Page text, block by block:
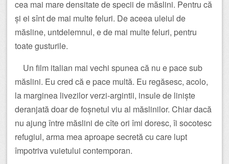
cea mai mare densitate de specii de măslini. Pentru că
și ei sînt de mai multe feluri. De aceea uleiul de
măsline, untdelemnul, e de mai multe feluri, pentru
toate gusturile.
Un film italian mai vechi spunea că nu e pace sub
măslini. Eu cred că e pace multă. Eu regăsesc, acolo,
la marginea livezilor verzi-argintii, insule de liniște
deranjată doar de foșnetul viu al măslinilor. Chiar dacă
nu ajung între măslini de cîte ori îmi doresc, îi socotesc
refugiul, arma mea aproape secretă cu care lupt
împotriva vuietului contemporan.